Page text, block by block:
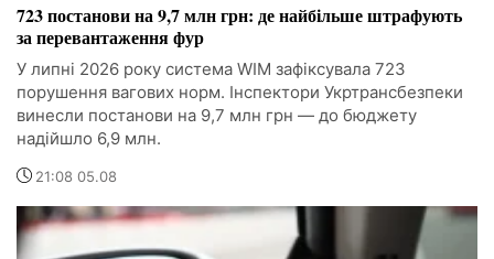
723 постанови на 9,7 млн грн: де найбільше штрафують
за перевантаження фур
У липні 2026 року система WIM зафіксувала 723
порушення вагових норм. Інспектори Укртрансбезпеки
винесли постанови на 9,7 млн грн — до бюджету
надійшло 6,9 млн.
21:08 05.08